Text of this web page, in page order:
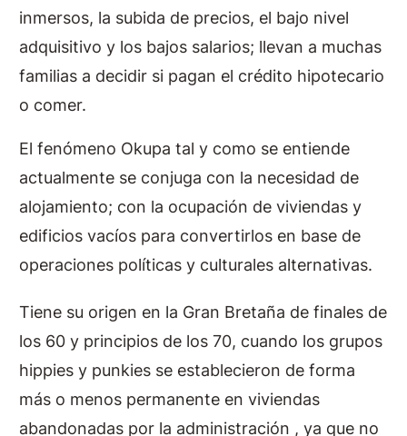
inmersos, la subida de precios, el bajo nivel
adquisitivo y los bajos salarios; llevan a muchas
familias a decidir si pagan el crédito hipotecario
o comer.
El fenómeno Okupa tal y como se entiende
actualmente se conjuga con la necesidad de
alojamiento; con la ocupación de viviendas y
edificios vacíos para convertirlos en base de
operaciones políticas y culturales alternativas.
Tiene su origen en la Gran Bretaña de finales de
los 60 y principios de los 70, cuando los grupos
hippies y punkies se establecieron de forma
más o menos permanente en viviendas
abandonadas por la administración , ya que no